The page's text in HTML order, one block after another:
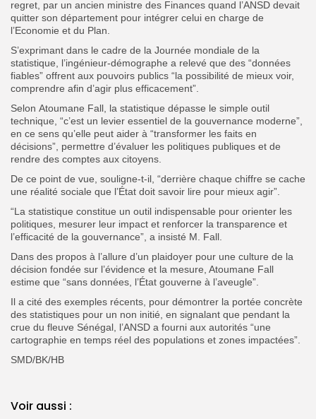
regret, par un ancien ministre des Finances quand l’ANSD devait
quitter son département pour intégrer celui en charge de
l’Economie et du Plan.
S’exprimant dans le cadre de la Journée mondiale de la
statistique, l’ingénieur-démographe a relevé que des “données
fiables” offrent aux pouvoirs publics “la possibilité de mieux voir,
comprendre afin d’agir plus efficacement”.
Selon Atoumane Fall, la statistique dépasse le simple outil
technique, “c’est un levier essentiel de la gouvernance moderne”,
en ce sens qu’elle peut aider à “transformer les faits en
décisions”, permettre d’évaluer les politiques publiques et de
rendre des comptes aux citoyens.
De ce point de vue, souligne-t-il, “derrière chaque chiffre se cache
une réalité sociale que l’État doit savoir lire pour mieux agir”.
“La statistique constitue un outil indispensable pour orienter les
politiques, mesurer leur impact et renforcer la transparence et
l’efficacité de la gouvernance”, a insisté M. Fall.
Dans des propos à l’allure d’un plaidoyer pour une culture de la
décision fondée sur l’évidence et la mesure, Atoumane Fall
estime que “sans données, l’État gouverne à l’aveugle”.
Il a cité des exemples récents, pour démontrer la portée concrète
des statistiques pour un non initié, en signalant que pendant la
crue du fleuve Sénégal, l’ANSD a fourni aux autorités “une
cartographie en temps réel des populations et zones impactées”.
SMD/BK/HB
Voir aussi :